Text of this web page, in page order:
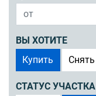
ВЫ ХОТИТЕ
Купить
Снять
СТАТУС УЧАСТКА